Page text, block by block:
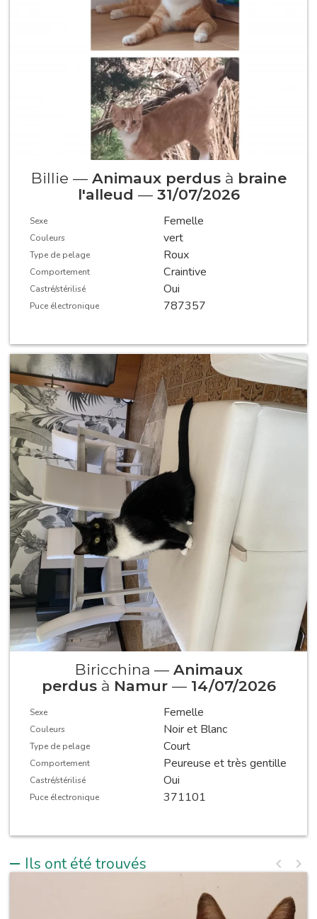
Billie — Animaux perdusà braine
l'alleud — 31/07/2026
Sexe Femelle
Couleurs vert
Type de pelage Roux
Comportement Craintive
Castré/stérilisé Oui
Puce électronique 787357
Biricchina — Animaux
perdusà Namur— 14/07/2026
Sexe Femelle
Couleurs Noir et Blanc
Type de pelage Court
Comportement Peureuse et très gentille
Castré/stérilisé Oui
Puce électronique 371101
Ils ont été trouvés